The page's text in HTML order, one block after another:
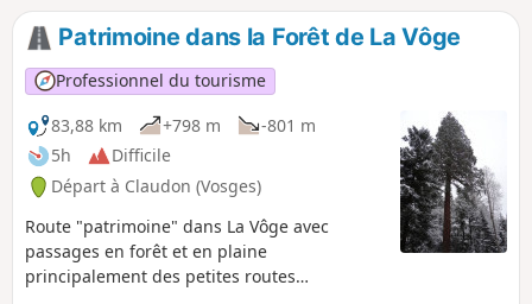
Patrimoine dans la Forêt de La Vôge
Professionnel du tourisme
83,88 km
+798 m
-801 m
5h
Difficile
Départ à Claudon (Vosges)
Route "patrimoine" dans La Vôge avec
passages en forêt et en plaine
principalement des petites routes